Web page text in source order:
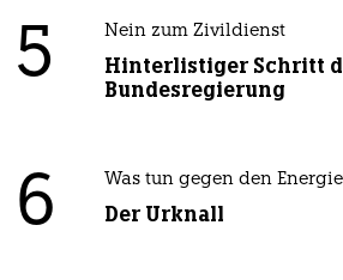
5 Nein zum Zivildienst
Hinterlistiger Schritt
Bundesregierung
6 Was tun gegen den
Der Urknall